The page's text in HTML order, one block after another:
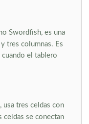
Swordfish, es una
tres columnas. Es
el tablero
usa tres celdas con
celdas se conectan